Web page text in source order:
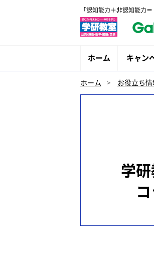
「認知能力＋非認知能力
ホーム キャン
ホーム お役立ち情
学